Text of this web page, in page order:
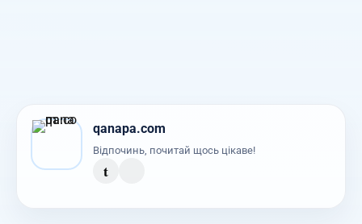
qanapa.com
Відпочинь, почитай щось цікаве!
t